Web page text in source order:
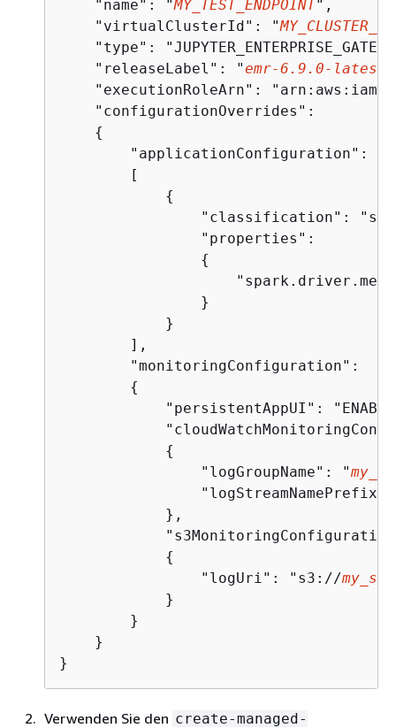
    "name": "
MY_TEST_ENDPOINT ",
    "virtualClusterId": "
MY_CLUSTER_ID
"type":
    "releaseLabel": "
emr-6.9.0-latest
"executionRoleArn":
    "configurationOverrides":
{
        "applicationConfiguration":
        [
{
"classification":
                "properties":
{
                }
            }
        ],
        "monitoringConfiguration":
{
"persistentAppUI":
{
                "logGroupName": "
            },
{
                "logUri": "s3://
            }
        }
    }
}
Verwenden Sie den create-managed-